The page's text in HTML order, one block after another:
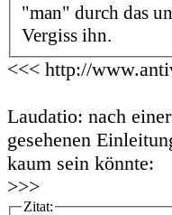
"man" durch das
Vergiss ihn.
<<< http://
Laudatio: nach
gesehenen
kaum sein könnte:
>>>
Zitat: